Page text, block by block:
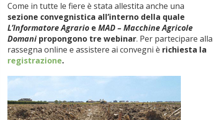
Come in tutte le fiere è stata allestita anche una
sezione convegnistica all’interno della quale
L’Informatore Agrario e MAD – Macchine Agricole
Domani propongono tre webinar. Per partecipare alla
rassegna online e assistere ai convegni è richiesta la
registrazione.